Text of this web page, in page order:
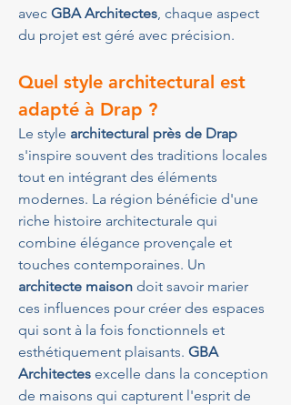
avec GBA Architectes, chaque aspect
du projet est géré avec précision.
Quel style architectural est
adapté à Drap ?
Le style architectural près de Drap
s'inspire souvent des traditions locales
tout en intégrant des éléments
modernes. La région bénéficie d'une
riche histoire architecturale qui
combine élégance provençale et
touches contemporaines. Un
architecte maison doit savoir marier
ces influences pour créer des espaces
qui sont à la fois fonctionnels et
esthétiquement plaisants. GBA
Architectes excelle dans la conception
de maisons qui capturent l'esprit de